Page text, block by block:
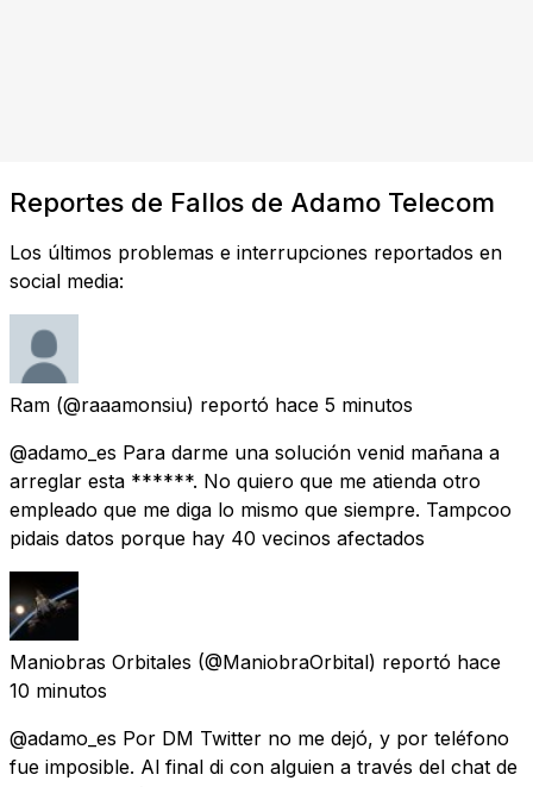
Reportes de Fallos de Adamo Telecom
Los últimos problemas e interrupciones reportados en
social media:
Ram (@raaamonsiu) reportó hace 5 minutos
@adamo_es Para darme una solución venid mañana a
arreglar esta ******. No quiero que me atienda otro
empleado que me diga lo mismo que siempre. Tampcoo
pidais datos porque hay 40 vecinos afectados
Maniobras Orbitales (@ManiobraOrbital) reportó hace
10 minutos
@adamo_es Por DM Twitter no me dejó, y por teléfono
fue imposible. Al final di con alguien a través del chat de